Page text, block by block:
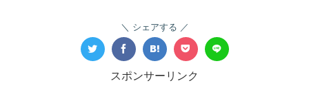
シェアする
スポンサーリンク